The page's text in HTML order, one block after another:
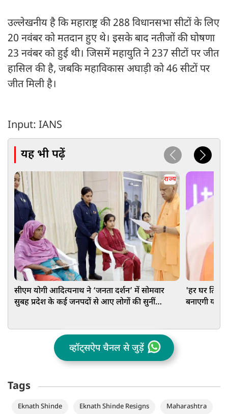
उल्लेखनीय है कि महाराष्ट्र की 288 विधानसभा सीटों के लिए
20 नवंबर को मतदान हुए थे। इसके बाद नतीजों की घोषणा
23 नवंबर को हुई थी। जिसमें महायुति ने 237 सीटों पर जीत
हासिल की है, जबकि महाविकास अघाड़ी को 46 सीटों पर
जीत मिली है।
Input: IANS
यह भी पढ़ें
राज्य
सीएम योगी आदित्यनाथ ने ‘जनता दर्शन’ में सोमवार
सुबह प्रदेश के कई जनपदों से आए लोगों की सुनीं
'हर घर
बनाएगी
व्हॉट्सऐप चैनल से जुड़ें
Tags
Eknath Shinde Eknath Shinde Resigns Maharashtra